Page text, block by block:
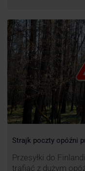
Strajk poczty opóźni
Przesyłki do
trafiać z dużym